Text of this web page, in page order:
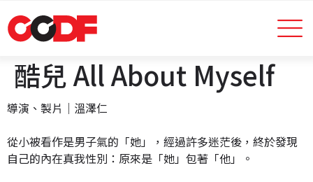
酷兒 All About Myself
導演、製片｜溫澤仁
從小被看作是男子氣的「她」，經過許多迷茫後，終於發現
自己的內在真我性別：原來是「她」包著「他」。